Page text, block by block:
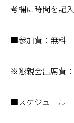
考欄に時間を記
■参加費：無料
※懇親会出席費
■スケジュール